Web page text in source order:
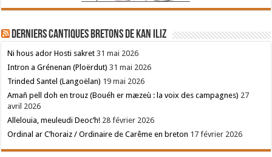
Derniers cantiques bretons de Kan Iliz
Ni hous ador Hosti sakret 31 mai 2026
Intron a Grénenan (Ploërdut) 31 mai 2026
Trinded Santel (Langoëlan) 19 mai 2026
Amañ pell doh en trouz (Bouéh er mæzeù : la voix des campagnes) 27
avril 2026
Allelouia, meuleudi Deoc’h! 28 février 2026
Ordinal ar C’horaiz / Ordinaire de Carême en breton 17 février 2026